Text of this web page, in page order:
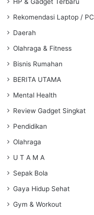
Rekomendasi Laptop / PC
Daerah
Olahraga & Fitness
Bisnis Rumahan
BERITA UTAMA
Mental Health
Review Gadget Singkat
Pendidikan
Olahraga
U T A M A
Sepak Bola
Gaya Hidup Sehat
Gym & Workout